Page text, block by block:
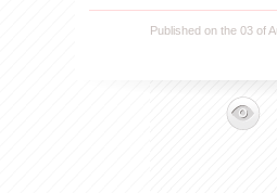
Published on the 03 of